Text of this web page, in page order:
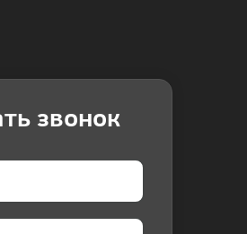
звонок